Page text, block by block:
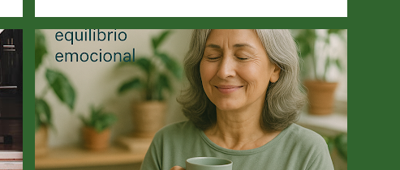
EQUILIBRIO EMOCIONAL ESTILO DE VIDA SAUDÁVEL +